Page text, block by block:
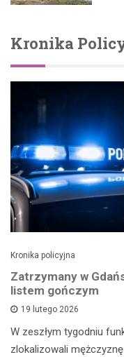
Kronika
Kronika policyjna
Zatrzymany w
listem gończym
19 lutego 2026
W zeszłym tygodniu
zlokalizowali